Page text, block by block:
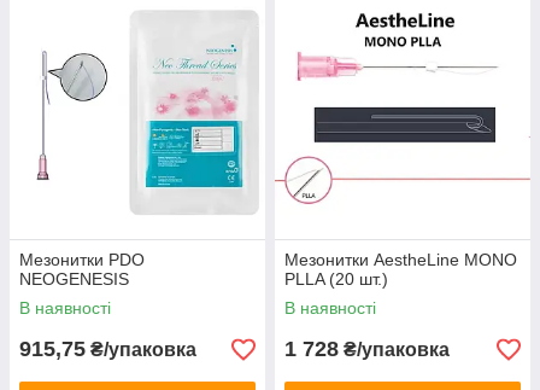
Мезонитки PDO
NEOGENESIS
В наявності
915,75 ₴/упаковка
Мезонитки AestheLine MONO
PLLA (20 шт.)
В наявності
1 728 ₴/упаковка